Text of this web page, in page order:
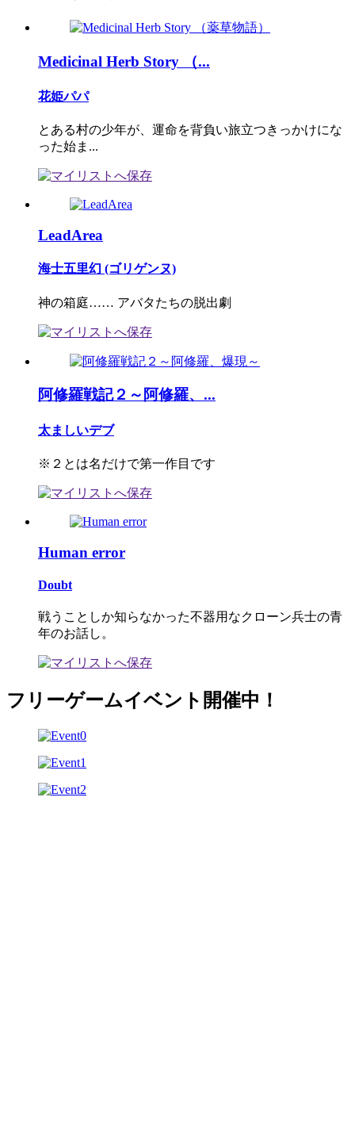
Medicinal Herb Story （...
花姫パパ
とある村の少年が、運命を背負い旅立つきっかけにな
った始ま...
LeadArea
海士五里幻 (ゴリゲンヌ)
神の箱庭…… アバタたちの脱出劇
阿修羅戦記２～阿修羅、...
太ましいデブ
※２とは名だけで第一作目です
Human error
Doubt
戦うことしか知らなかった不器用なクローン兵士の青
年のお話し。
フリーゲームイベント開催中！